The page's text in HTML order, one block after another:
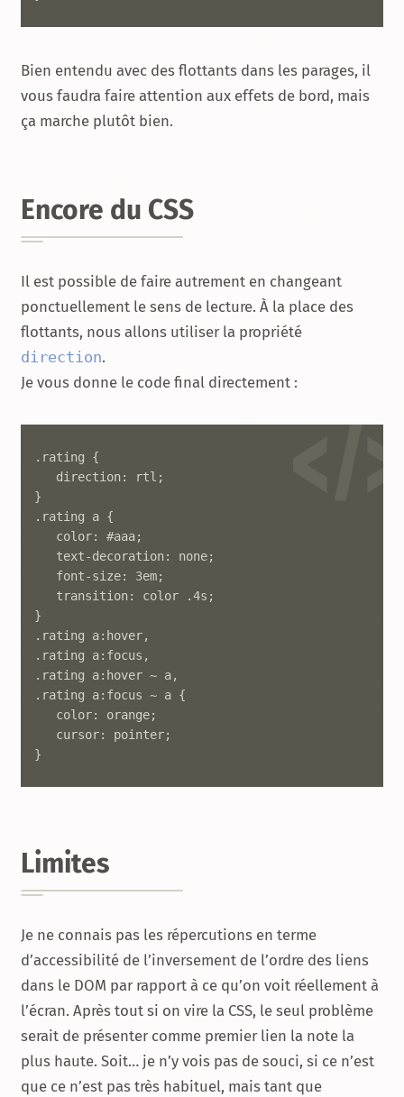
Bien entendu avec des flottants dans les parages, il
vous faudra faire attention aux effets de bord, mais
ça marche plutôt bien.
Encore du CSS
Il est possible de faire autrement en changeant
ponctuellement le sens de lecture. À la place des
flottants, nous allons utiliser la propriété
direction.
Je vous donne le code final directement :
.rating {
}
.rating a {
}
.rating a:hover,
.rating a:focus,
.rating a:hover ~ a,
.rating a:focus ~ a {
}
Limites
Je ne connais pas les répercutions en terme
d’accessibilité de l’inversement de l’ordre des liens
dans le DOM par rapport à ce qu’on voit réellement à
l’écran. Après tout si on vire la CSS, le seul problème
serait de présenter comme premier lien la note la
plus haute. Soit… je n’y vois pas de souci, si ce n’est
que ce n’est pas très habituel, mais tant que